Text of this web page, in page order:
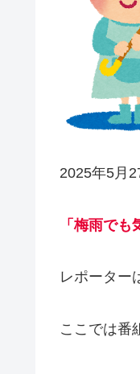
2025年5月
「梅雨でも
レポーター
ここでは番